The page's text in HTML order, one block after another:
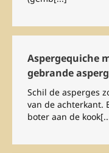
Aspergequiche
gebrande
Schil de asperges
van de achterkant.
boter aan de